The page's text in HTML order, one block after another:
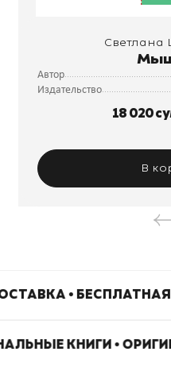
Светлана
Автор
Издательство
18 020
В
•
КНИГИ •